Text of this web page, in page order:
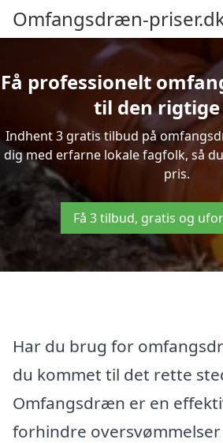
Omfangsdræn-
Få professionelt
til den
Indhent 3 gratis tilbud på
dig med erfarne lokale fagfolk, så
pris.
Få 3 tilbud, gratis og
Har du brug for
du kommet til det rette
Omfangsdræn er en
forhindre oversvømmelser